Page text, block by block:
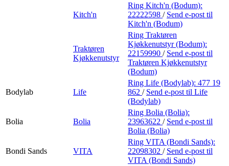
Kitch'n
Ring Kitch'n (Bodum):
22222598 / Send e-post til
Kitch'n (Bodum)
Traktøren
Kjøkkenutstyr
Ring Traktøren
Kjøkkenutstyr (Bodum):
22159990 / Send e-post til
Traktøren Kjøkkenutstyr
(Bodum)
Bodylab Life
Ring Life (Bodylab): 477 19
862 / Send e-post til Life
(Bodylab)
Bolia Bolia
Ring Bolia (Bolia):
23963622 / Send e-post til
Bolia (Bolia)
Bondi Sands VITA
Ring VITA (Bondi Sands):
22098302 / Send e-post til
VITA (Bondi Sands)